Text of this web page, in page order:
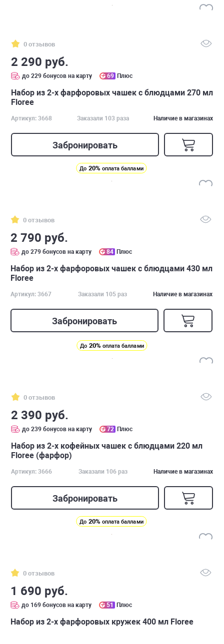
0 отзывов
2 290 руб.
до 229 бонусов на карту 69 Плюс
Набор из 2-х фарфоровых чашек с блюдцами 270 мл
Floree
Артикул: 3668 Заказали 103 раза Наличие в магазинах
Забронировать
До 20% оплата баллами
0 отзывов
2 790 руб.
до 279 бонусов на карту 84 Плюс
Набор из 2-х фарфоровых чашек с блюдцами 430 мл
Floree
Артикул: 3667 Заказали 105 раз Наличие в магазинах
Забронировать
До 20% оплата баллами
0 отзывов
2 390 руб.
до 239 бонусов на карту 72 Плюс
Набор из 2-х кофейных чашек с блюдцами 220 мл
Floree (фарфор)
Артикул: 3666 Заказали 106 раз Наличие в магазинах
Забронировать
До 20% оплата баллами
0 отзывов
1 690 руб.
до 169 бонусов на карту 51 Плюс
Набор из 2-х фарфоровых кружек 400 мл Floree